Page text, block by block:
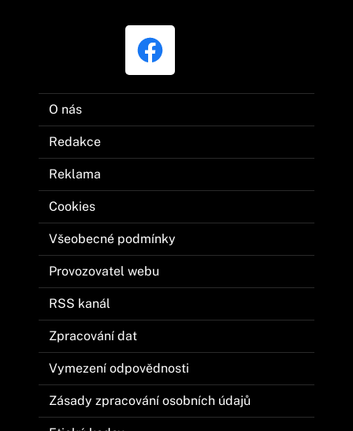
O nás
Redakce
Reklama
Cookies
Všeobecné podmínky
Provozovatel webu
RSS kanál
Zpracování dat
Vymezení odpovědnosti
Zásady zpracování osobních údajů